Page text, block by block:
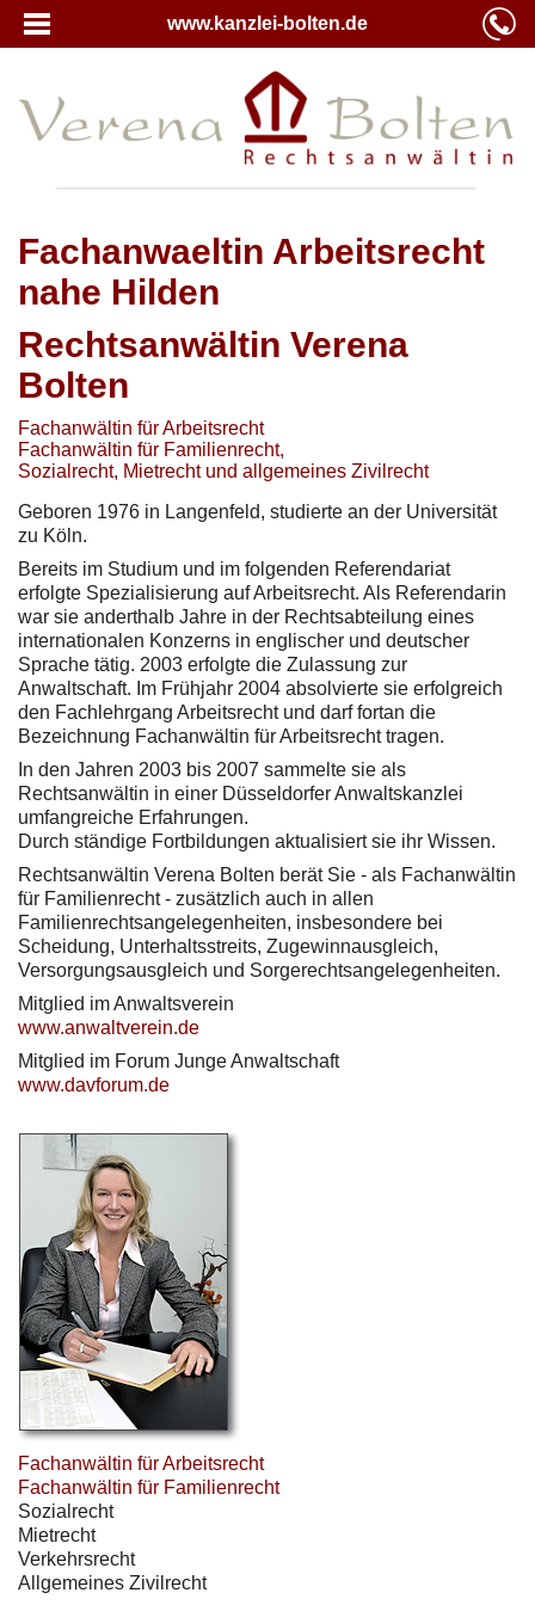
www.kanzlei-bolten.de
Fachanwaeltin Arbeitsrecht
nahe Hilden
Rechtsanwältin Verena
Bolten
Fachanwältin für Arbeitsrecht
Fachanwältin für Familienrecht,
Sozialrecht, Mietrecht und allgemeines Zivilrecht
Geboren 1976 in Langenfeld, studierte an der Universität
zu Köln.
Bereits im Studium und im folgenden Referendariat
erfolgte Spezialisierung auf Arbeitsrecht. Als Referendarin
war sie anderthalb Jahre in der Rechtsabteilung eines
internationalen Konzerns in englischer und deutscher
Sprache tätig. 2003 erfolgte die Zulassung zur
Anwaltschaft. Im Frühjahr 2004 absolvierte sie erfolgreich
den Fachlehrgang Arbeitsrecht und darf fortan die
Bezeichnung Fachanwältin für Arbeitsrecht tragen.
In den Jahren 2003 bis 2007 sammelte sie als
Rechtsanwältin in einer Düsseldorfer Anwaltskanzlei
umfangreiche Erfahrungen.
Durch ständige Fortbildungen aktualisiert sie ihr Wissen.
Rechtsanwältin Verena Bolten berät Sie - als Fachanwältin
für Familienrecht - zusätzlich auch in allen
Familienrechtsangelegenheiten, insbesondere bei
Scheidung, Unterhaltsstreits, Zugewinnausgleich,
Versorgungsausgleich und Sorgerechtsangelegenheiten.
Mitglied im Anwaltsverein
www.anwaltverein.de
Mitglied im Forum Junge Anwaltschaft
www.davforum.de
Fachanwältin für Arbeitsrecht
Fachanwältin für Familienrecht
Sozialrecht
Mietrecht
Verkehrsrecht
Allgemeines Zivilrecht